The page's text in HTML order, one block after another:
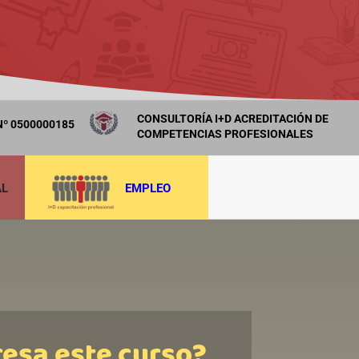
0500000185
CONSULTORÍA I+D ACREDITACIÓN DE
COMPETENCIAS PROFESIONALES
EMPLEO